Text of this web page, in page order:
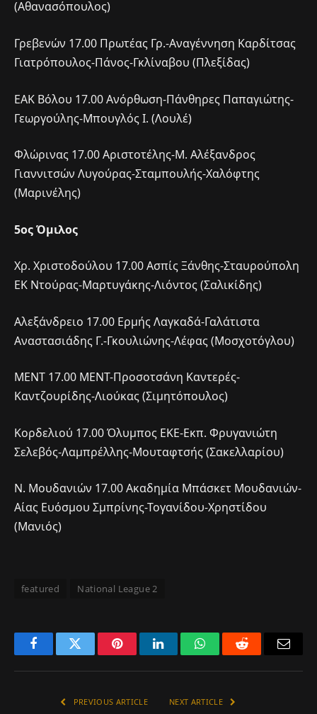
(Αθανασόπουλος)
Γρεβενών 17.00 Πρωτέας Γρ.-Αναγέννηση Καρδίτσας
Γιατρόπουλος-Πάνος-Γκλίναβου (Πλεξίδας)
ΕΑΚ Βόλου 17.00 Ανόρθωση-Πάνθηρες Παπαγιώτης-
Γεωργούλης-Μπουγλός Ι. (Λουλέ)
Φλώρινας 17.00 Αριστοτέλης-Μ. Αλέξανδρος
Γιαννιτσών Λυγούρας-Σταμπουλής-Χαλόφτης
(Μαρινέλης)
5ος Όμιλος
Χρ. Χριστοδούλου 17.00 Ασπίς Ξάνθης-Σταυρούπολη
ΕΚ Ντούρας-Μαρτυγάκης-Λιόντος (Σαλικίδης)
Αλεξάνδρειο 17.00 Ερμής Λαγκαδά-Γαλάτιστα
Αναστασιάδης Γ.-Γκουλιώνης-Λέφας (Μοσχοτόγλου)
ΜΕΝΤ 17.00 ΜΕΝΤ-Προσοτσάνη Καντερές-
Καντζουρίδης-Λιούκας (Σιμητόπουλος)
Κορδελιού 17.00 Όλυμπος ΕΚΕ-Εκπ. Φρυγανιώτη
Σελεβός-Λαμπρέλλης-Μουταφτσής (Σακελλαρίου)
Ν. Μουδανιών 17.00 Ακαδημία Μπάσκετ Μουδανιών-
Αίας Ευόσμου Σμπρίνης-Τογανίδου-Χρηστίδου
(Μανιός)
featured National League 2
FacebookTwitter PinterestLinkedInWhatsAppReddit
PREVIOUS ARTICLE NEXT ARTICLE